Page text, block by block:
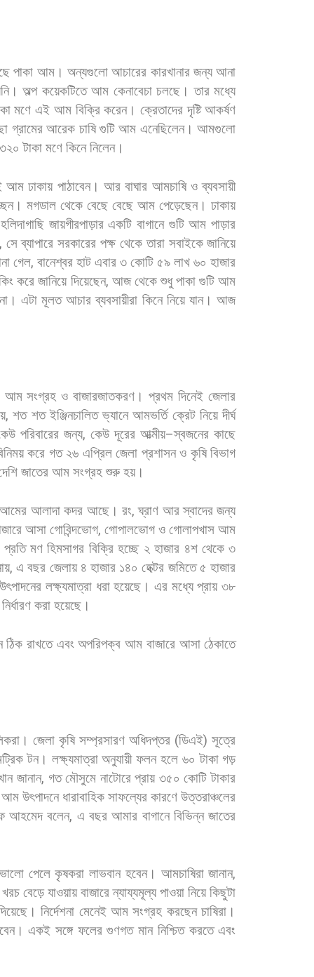
পাকা আম। অন্যগুলো আচারের কারখানার জন্য আনা
অল্প কয়েকটিতে আম কেনাবেচা চলছে। তার মধ্যে
মণে এই আম বিক্রি করেন। ক্রেতাদের দৃষ্টি আকর্ষণ
গ্রামের আরেক চাষি গুটি আম এনেছিলেন। আমগুলো
৩২০ টাকা মণে কিনে নিলেন।
আম ঢাকায় পাঠাবেন। আর বাঘার আমচাষি ও ব্যবসায়ী
মগডাল থেকে বেছে বেছে আম পেড়েছেন। ঢাকায়
হলিদাগাছি জায়গীরপাড়ার একটি বাগানে গুটি আম পাড়ার
সে ব্যাপারে সরকারের পক্ষ থেকে তারা সবাইকে জানিয়ে
গেল, বানেশ্বর হাট এবার ৩ কোটি ৫৯ লাখ ৬০ হাজার
করে জানিয়ে দিয়েছেন, আজ থেকে শুধু পাকা গুটি আম
না। এটা মূলত আচার ব্যবসায়ীরা কিনে নিয়ে যান। আজ
আম সংগ্রহ ও বাজারজাতকরণ। প্রথম দিনেই জেলার
,শত শত ইঞ্জিনচালিত ভ্যানে আমভর্তি ক্রেট নিয়ে দীর্ঘ
পরিবারের জন্য, কেউ দূরের আত্মীয়–স্বজনের কাছে
করে গত ২৬ এপ্রিল জেলা প্রশাসন ও কৃষি বিভাগ
জাতের আম সংগ্রহ শুরু হয়।
আমের আলাদা কদর আছে। রং,ঘ্রাণ আর স্বাদের জন্য
আসা গোবিন্দভোগ, গোপালভোগ ও গোলাপখাস আম
প্রতি মণ হিমসাগর বিক্রি হচ্ছে ২ হাজার ৪শ থেকে ৩
,এ বছর জেলায় ৪ হাজার ১৪০ হেক্টর জমিতে ৫ হাজার
উৎপাদনের লক্ষ্যমাত্রা ধরা হয়েছে। এর মধ্যে প্রায় ৩৮
নির্ধারণ করা হয়েছে।
ঠিক রাখতে এবং অপরিপক্ব আম বাজারে আসা ঠেকাতে
জেলা কৃষি সম্প্রসারণ অধিদপ্তর (ডিএই) সূত্রে
টন। লক্ষ্যমাত্রা অনুযায়ী ফলন হলে ৬০ টাকা গড়
জানান, গত মৌসুমে নাটোরে প্রায় ৩৫০ কোটি টাকার
আম উৎপাদনে ধারাবাহিক সাফল্যের কারণে উত্তরাঞ্চলের
আহমেদ বলেন, এ বছর আমার বাগানে বিভিন্ন জাতের
ভালো পেলে কৃষকরা লাভবান হবেন। আমচাষিরা জানান,
খরচ বেড়ে যাওয়ায় বাজারে ন্যায্যমূল্য পাওয়া নিয়ে কিছুটা
নির্দেশনা মেনেই আম সংগ্রহ করছেন চাষিরা।
একই সঙ্গে ফলের গুণগত মান নিশ্চিত করতে এবং